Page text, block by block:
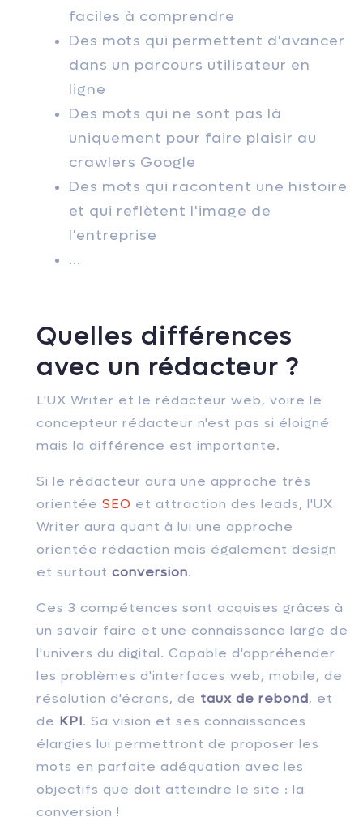
faciles à comprendre
Des mots qui permettent d'avancer
dans un parcours utilisateur en
ligne
Des mots qui ne sont pas là
uniquement pour faire plaisir au
crawlers Google
Des mots qui racontent une histoire
et qui reflètent l'image de
l'entreprise
...
Quelles différences
avec un rédacteur ?
L'UX Writer et le rédacteur web, voire le
concepteur rédacteur n'est pas si éloigné
mais la différence est importante.
Si le rédacteur aura une approche très
orientée SEO et attraction des leads, l'UX
Writer aura quant à lui une approche
orientée rédaction mais également design
et surtout conversion.
Ces 3 compétences sont acquises grâces à
un savoir faire et une connaissance large de
l'univers du digital. Capable d'appréhender
les problèmes d'interfaces web, mobile, de
résolution d'écrans, de taux de rebond, et
de KPI. Sa vision et ses connaissances
élargies lui permettront de proposer les
mots en parfaite adéquation avec les
objectifs que doit atteindre le site : la
conversion !